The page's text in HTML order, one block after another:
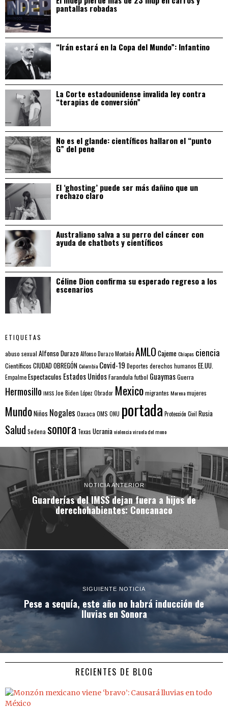
pantallas robadas
“Irán estará en la Copa del Mundo”: Infantino
La Corte estadounidense invalida ley contra
“terapias de conversión”
No es el glande: científicos hallaron el “punto
G” del pene
El ‘ghosting’ puede ser más dañino que un
rechazo claro
Australiano salva a su perro del cáncer con
ayuda de chatbots y científicos
Céline Dion confirma su esperado regreso a los
escenarios
ETIQUETAS
abuso sexual Alfonso DurazoAlfonso Durazo MontañoAMLO CajemeChiapas ciencia
Científicos CIUDAD OBREGÓNColombia Covid-19 Deportes derechos humanos EE.UU.
EmpalmeEspectaculos Estados UnidosFarandulafutbol GuaymasGuerra
Hermosillo IMSS Joe Biden López Obrador Mexicomigrantes Morenamujeres
MundoNiños Nogales Oaxaca OMS ONU portada Protección Civil Rusia
Salud Sedena sonora Texas Ucraniaviolenciaviruela del mono
NOTICIA ANTERIOR
Guarderías del IMSS dejan fuera a hijos de
derechohabientes: Concanaco
SIGUIENTE NOTICIA
Pese a sequía, este año no habrá inducción de
lluvias en Sonora
RECIENTES DE BLOG